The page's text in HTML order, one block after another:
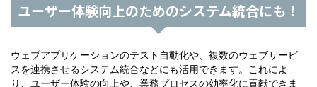
ユーザー体験向上のためのシステム統合にも！
ウェブアプリケーションのテスト自動化や、複数のウェブサービ
スを連携させるシステム統合などにも活用できます。これによ
り、ユーザー体験の向上や、業務プロセスの効率化に貢献できま